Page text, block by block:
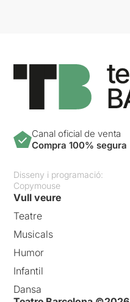
Canal oficial de venta
Compra 100% segura
Disseny i programació:
Copymouse
Vull veure
Teatre
Musicals
Humor
Infantil
Dansa